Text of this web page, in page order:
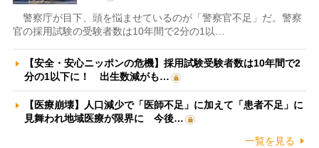
警察庁が目下、頭を悩ませているのが「警察官不足」だ。警察
官の採用試験の受験者数は10年間で2分の1以…
【安全・安心ニッポンの危機】採用試験受験者数は10年間で2
分の1以下に！ 出生数減がも…
【医療崩壊】人口減少で「医師不足」に加えて「患者不足」に
見舞われ地域医療が限界に 今後…
一覧を見る